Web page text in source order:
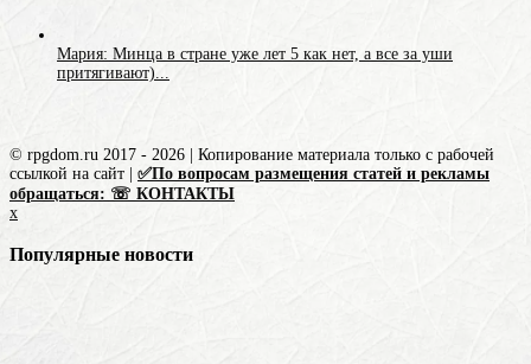
Мария: Минца в стране уже лет 5 как нет, а все за уши
притягивают)...
© rpgdom.ru 2017 - 2026 | Копирование материала только с рабочей
ссылкой на сайт | ✅По вопросам размещения статей и рекламы
обращаться: ☏ КОНТАКТЫ
x
Популярные новости